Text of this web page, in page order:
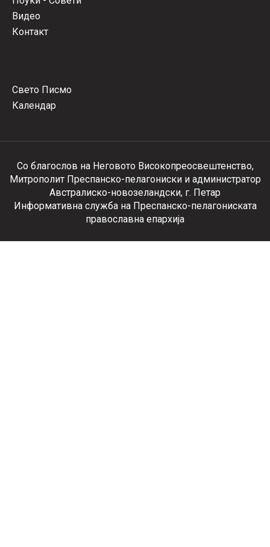
Видео
Контакт
Свето Писмо
Календар
Со благослов на Неговото Високопреосвештенство,
Митрополит Преспанско-пелагониски и администратор
Австралиско-новозеландски, г. Петар
Информативна служба на Преспанско-пелагониската
православна епархија